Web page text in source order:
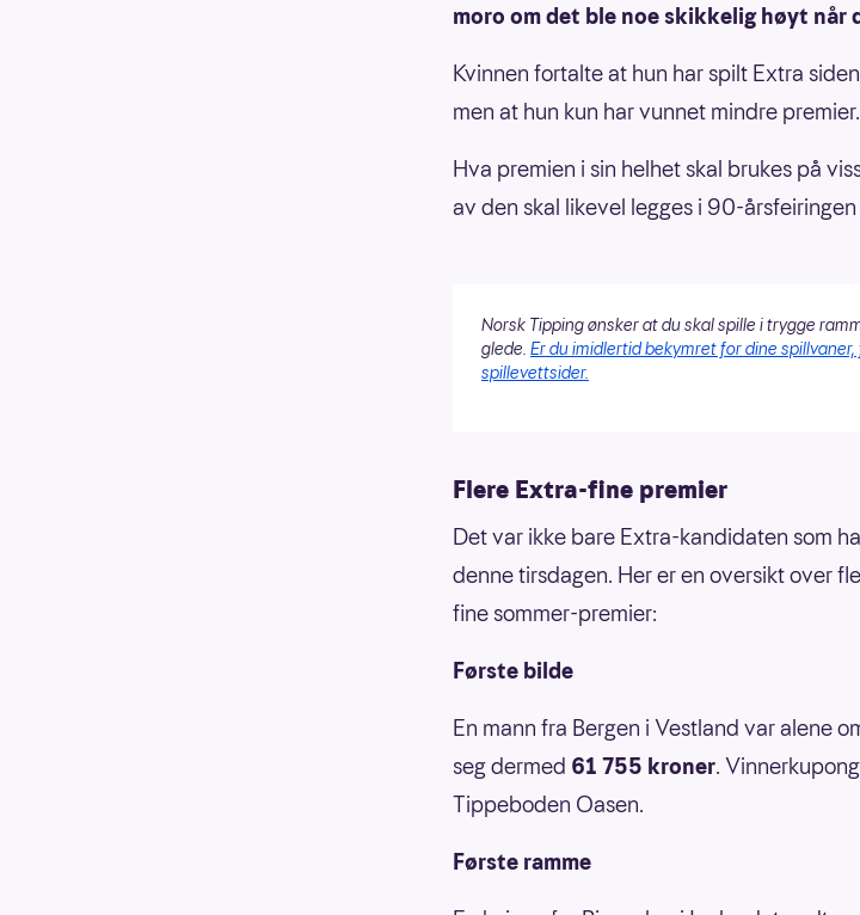
moro om det ble noe skikkelig høyt når
Kvinnen fortalte at hun har spilt Extra
men at hun kun har vunnet mindre premier.
Hva premien i sin helhet skal brukes på
av den skal likevel legges i 90-
Norsk Tipping ønsker at du skal spille i trygge
glede. Er du imidlertid bekymret for dine
spillevettsider.
Flere Extra-fine premier
Det var ikke bare Extra-kandidaten som
denne tirsdagen. Her er en oversikt over
fine sommer-premier:
Første bilde
En mann fra Bergen i Vestland var alene
seg dermed 61 755 kroner.
Tippeboden Oasen.
Første ramme